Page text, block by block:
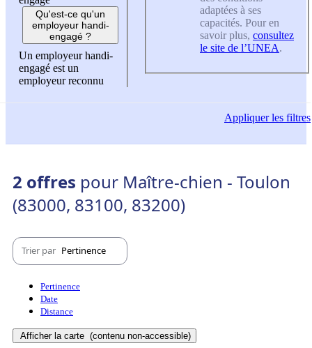
Qu'est-ce qu'un
employeur handi-
engagé ?
Un employeur handi-
engagé est un
employeur reconnu
adaptées à ses
capacités. Pour en
savoir plus, consultez
le site de l’UNEA.
Appliquerles filtres
2 offres pour Maître-chien - Toulon
(83000, 83100, 83200)
Trier par Pertinence
Pertinence
Date
Distance
Afficher la carte (contenu non-accessible)